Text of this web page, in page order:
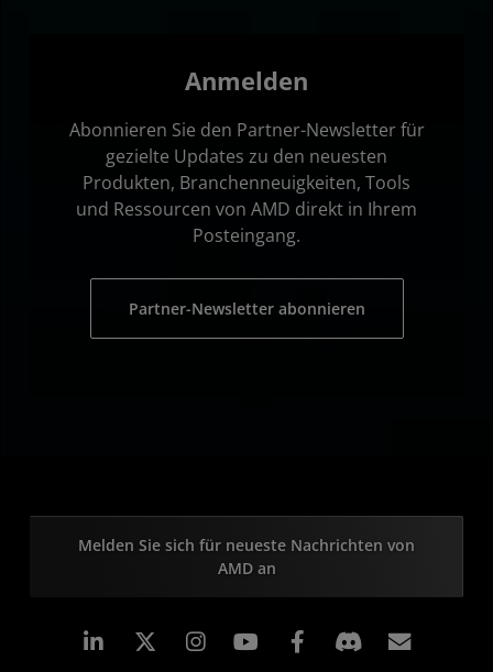
Anmelden
Abonnieren Sie den Partner-Newsletter für
gezielte Updates zu den neuesten
Produkten, Branchenneuigkeiten, Tools
und Ressourcen von AMD direkt in Ihrem
Posteingang.
Partner-Newsletter abonnieren
Melden Sie sich für neueste Nachrichten von
AMD an
LinkedIn Instagram Facebook